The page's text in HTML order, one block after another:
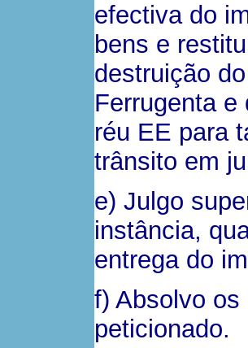
efectiva do
bens e
destruição
Ferrugenta
réu EE para
trânsito em
e) Julgo
instância,
entrega do
f) Absolvo
peticionado.